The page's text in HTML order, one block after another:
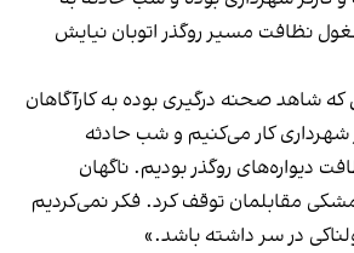
نظافت مسیر روگذر اتوبان نیایش
که شاهد صحنه درگیری بوده به کارآگاهان
شهرداری کار می‌کنیم و شب حادثه
روگذر بودیم. ناگهان
مقابلمان توقف کرد. فکر نمی‌کردیم
در سر داشته باشد.»